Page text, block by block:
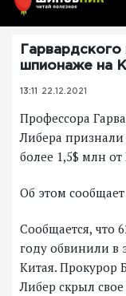
шпионаже на
13:11 22.12.2021
Профессора
Либера
более 1,5$ млн
Об этом сообщает
Сообщается, что
году обвинили в
Китая. Прокурор
Либер скрыл